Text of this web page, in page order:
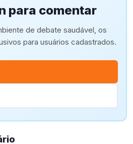
para comentar
de debate saudável, os
para usuários cadastrados.